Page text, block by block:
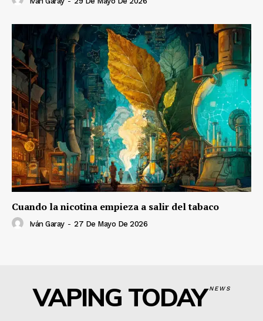
Cuando la nicotina empieza a salir del tabaco
Iván Garay - 27 De Mayo De 2026
VAPING TODAYNEWS